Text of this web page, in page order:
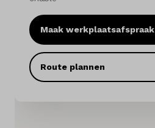
Diensten
Contact
Mijn account
Maak werkplaatsafspraak
Route plannen